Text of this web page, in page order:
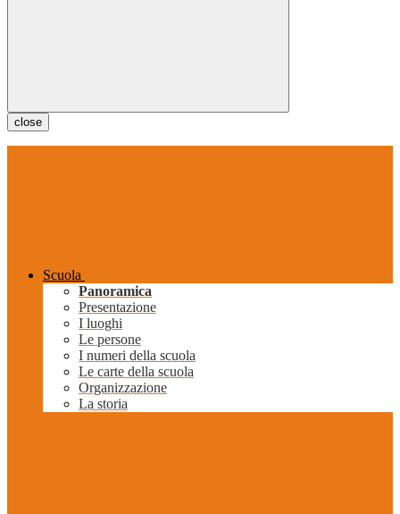
close
Scuola
Panoramica
Presentazione
I luoghi
Le persone
I numeri della scuola
Le carte della scuola
Organizzazione
La storia